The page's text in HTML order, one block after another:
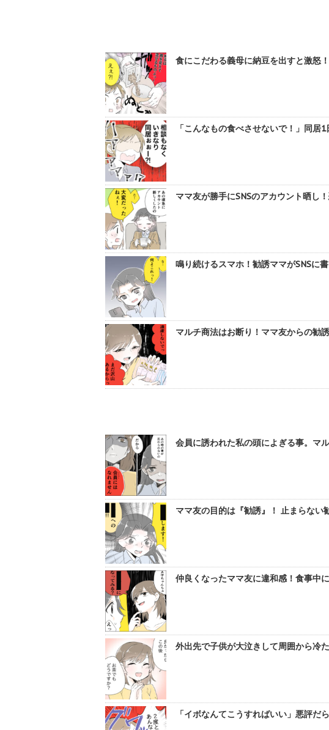
食にこだわる義母に納豆を出すと激怒
「こんなもの食べさせないで！」同
ママ友が勝手にSNSのアカウント晒し
鳴り続けるスマホ！勧誘ママがSNSに
マルチ商法はお断り！ママ友からの勧
会員に誘われた私の頭によぎる事。マ
ママ友の目的は『勧誘』！ 止まらな
仲良くなったママ友に違和感！食事中
外出先で子供が大泣きして周囲から冷
「イボなんてこうすればいい」悪評